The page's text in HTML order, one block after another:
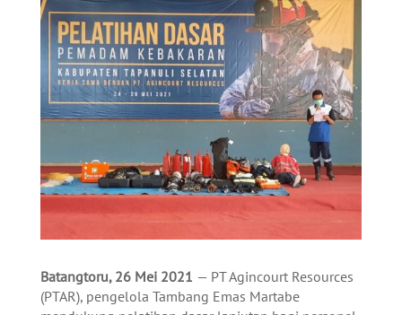
Batangtoru, 26 Mei 2021 — PT Agincourt Resources
(PTAR), pengelola Tambang Emas Martabe